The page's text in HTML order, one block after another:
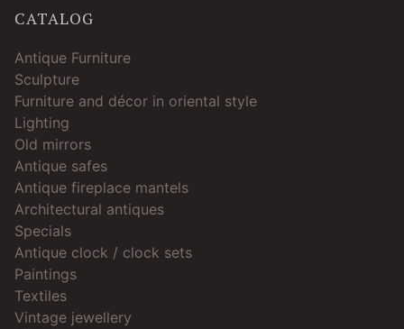
CATALOG
Antique Furniture
Sculpture
Furniture and décor in oriental style
Lighting
Old mirrors
Antique safes
Antique fireplace mantels
Architectural antiques
Specials
Antique clock / clock sets
Paintings
Textiles
Vintage jewellery